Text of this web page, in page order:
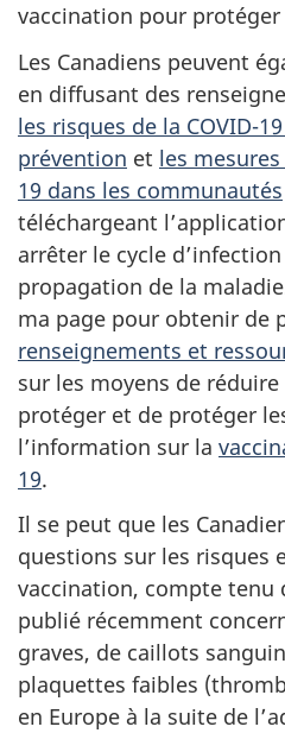
vaccination pour protéger
Les Canadiens peuvent
en diffusant des
les risques de la COVID-
prévention et les
19 dans les communautés
téléchargeant
arrêter le cycle
propagation de la
ma page pour obtenir de
renseignements et
sur les moyens de
protéger et de protéger
l’information sur la
19.
Il se peut que les
questions sur les risques
vaccination, compte tenu
publié récemment
graves, de caillots
plaquettes faibles
en Europe à la suite de